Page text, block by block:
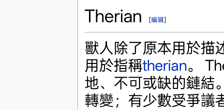
Therian [编辑]
獸人除了原本用於描
用於指稱therian。
地、不可或缺的鏈結
轉變；有少數受爭議